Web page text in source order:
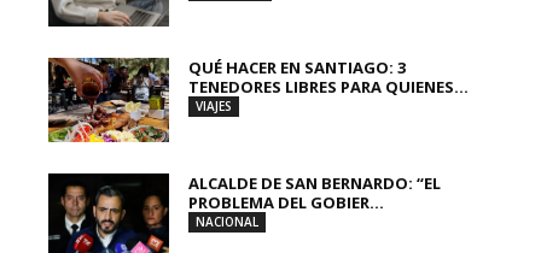
QUÉ HACER EN SANTIAGO: 3
TENEDORES LIBRES PARA QUIENES...
VIAJES
ALCALDE DE SAN BERNARDO: “EL
PROBLEMA DEL GOBIER...
NACIONAL